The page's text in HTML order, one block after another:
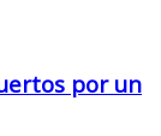
por un